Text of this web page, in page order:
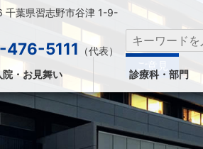
葉県習志野市谷津 1-9-
5111 （代表）
ご意見
院・お見舞い 診療科・部門